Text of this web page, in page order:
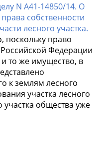
N А41-14850/14. О
собственности
лесного участка.
поскольку право
Федерации
то же имущество, в
к землям лесного
участка лесного
общества уже